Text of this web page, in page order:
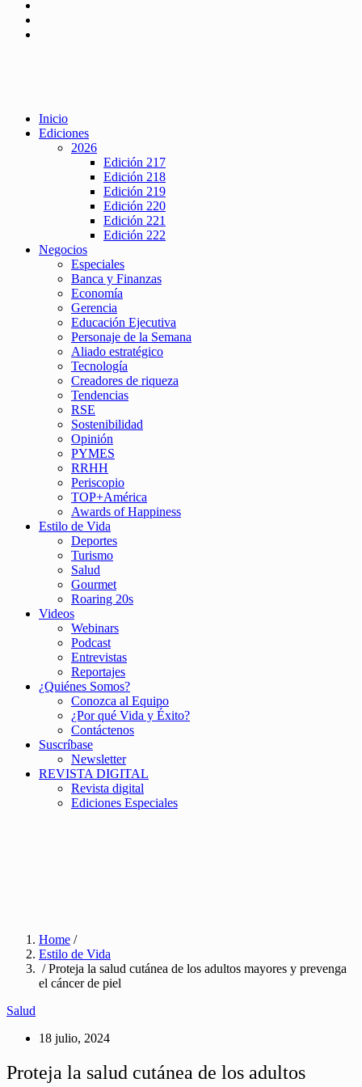
Inicio
Ediciones
2026
Edición 217
Edición 218
Edición 219
Edición 220
Edición 221
Edición 222
Negocios
Especiales
Banca y Finanzas
Economía
Gerencia
Educación Ejecutiva
Personaje de la Semana
Aliado estratégico
Tecnología
Creadores de riqueza
Tendencias
RSE
Sostenibilidad
Opinión
PYMES
RRHH
Periscopio
TOP+América
Awards of Happiness
Estilo de Vida
Deportes
Turismo
Salud
Gourmet
Roaring 20s
Videos
Webinars
Podcast
Entrevistas
Reportajes
¿Quiénes Somos?
Conozca al Equipo
¿Por qué Vida y Éxito?
Contáctenos
Suscríbase
Newsletter
REVISTA DIGITAL
Revista digital
Ediciones Especiales
Home /
Estilo de Vida
/ Proteja la salud cutánea de los adultos mayores y prevenga
el cáncer de piel
Salud
18 julio, 2024
Proteja la salud cutánea de los adultos